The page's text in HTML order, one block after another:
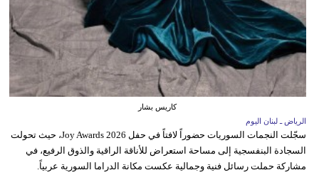
كاريس بشار
الرياض ـ لبنان اليوم
سجّلت النجمات السوريات حضوراً لافتاً في حفل Joy Awards 2026، حيث تحولت
السجادة البنفسجية إلى مساحة استعراض للأناقة الراقية والذوق الرفيع، في
مشاركة حملت رسائل فنية وجمالية عكست مكانة الدراما السورية عربياً.